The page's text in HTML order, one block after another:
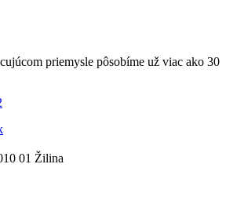
priemysle pôsobíme už viac ako 30
01 Žilina